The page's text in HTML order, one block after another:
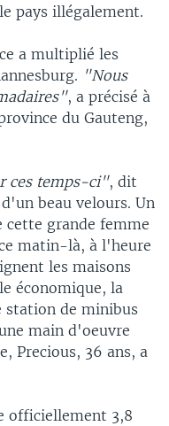
pays illégalement.
a multiplié les
"Nous
, a précisé à
du Gauteng,
ces temps-ci", dit
beau velours. Un
cette grande femme
matin-là, à l'heure
les maisons
économique, la
station de minibus
main d'oeuvre
Precious, 36 ans, a
officiellement 3,8